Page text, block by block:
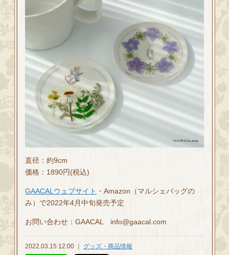
直径：約9cm
価格：1890円(税込)
GAACALウェブサイト ・Amazon（マルシェバッグの
み）で2022年4月中旬発売予定
お問い合わせ：GAACAL info@gaacal.com
2022.03.15 12:00 ｜ グッズ・商品情報